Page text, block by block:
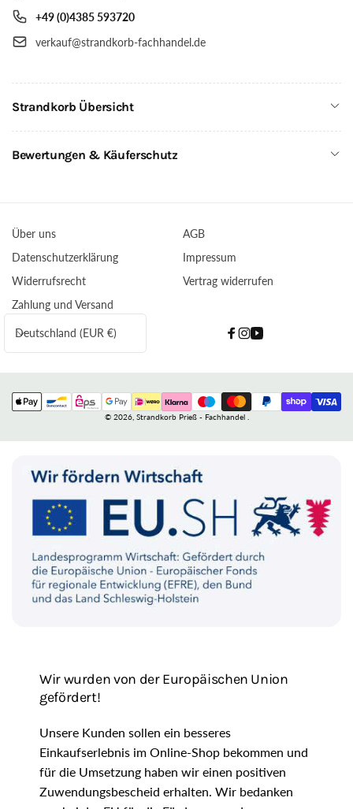
+49 (0)4385 593720
verkauf@strandkorb-fachhandel.de
Strandkorb Übersicht
Bewertungen & Käuferschutz
Über uns
AGB
Datenschutzerklärung
Impressum
Widerrufsrecht
Vertrag widerrufen
Zahlung und Versand
L
a
n
d
/
Deutschland (EUR €)
Facebook
Instagram
YouTube
Zahlungsmethoden
© 2026, Strandkorb Prieß - Fachhandel
Wir wurden von der Europäischen Union
gefördert!
Unsere Kunden sollen ein besseres
Einkaufserlebnis im Online-Shop bekommen und
für die Umsetzung haben wir einen positiven
Zuwendungsbescheid erhalten. Wir bedanken